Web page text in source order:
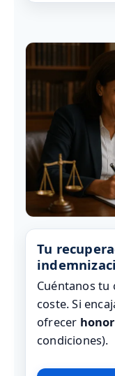
Tu
Cuéntanos tu
coste. Si
ofrecer
condiciones).